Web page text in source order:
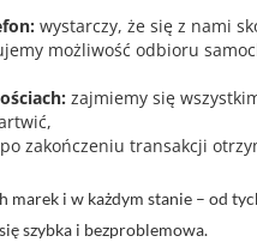
wystarczy, że się z nami
możliwość odbioru
zajmiemy się
po zakończeniu transakcji
marek i w każdym stanie – od
szybka i bezproblemowa.